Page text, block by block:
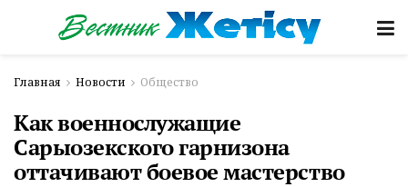
Главная Новости Общество
Как военнослужащие
Сарыозекского гарнизона
оттачивают боевое мастерство